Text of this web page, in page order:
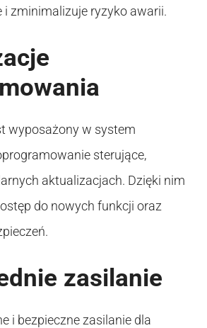
i zminimalizuje ryzyko awarii.
wyposażony w system
sterujące,
aktualizacjach. Dzięki nim
do nowych funkcji oraz
zasilanie
i bezpieczne zasilanie dla